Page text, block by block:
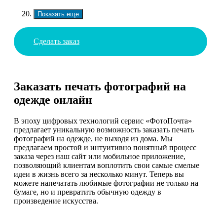
Показать еще
Сделать заказ
Заказать печать фотографий на
одежде онлайн
В эпоху цифровых технологий сервис «ФотоПочта»
предлагает уникальную возможность заказать печать
фотографий на одежде, не выходя из дома. Мы
предлагаем простой и интуитивно понятный процесс
заказа через наш сайт или мобильное приложение,
позволяющий клиентам воплотить свои самые смелые
идеи в жизнь всего за несколько минут. Теперь вы
можете напечатать любимые фотографии не только на
бумаге, но и превратить обычную одежду в
произведение искусства.